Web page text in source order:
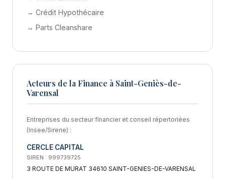
→ Crédit Hypothécaire
→ Parts Cleanshare
Acteurs de la Finance à Saint-Geniès-de-
Varensal
Entreprises du secteur financier et conseil répertoriées
(Insee/Sirene) :
CERCLE CAPITAL
SIREN : 999739725
3 ROUTE DE MURAT 34610 SAINT-GENIES-DE-VARENSAL